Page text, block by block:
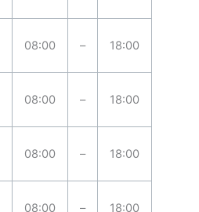
08:00 – 18:00
08:00 – 18:00
08:00 – 18:00
08:00 – 18:00